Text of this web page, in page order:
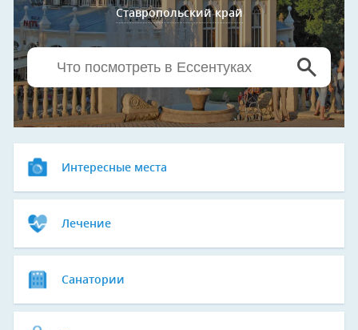
Ставропольский край
Интересные места
Лечение
Санатории